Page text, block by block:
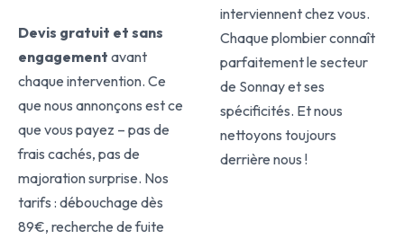
Devis gratuit et sans
engagement avant
chaque intervention. Ce
que nous annonçons est ce
que vous payez – pas de
frais cachés, pas de
majoration surprise. Nos
tarifs : débouchage dès
89€, recherche de fuite
interviennent chez vous.
Chaque plombier connaît
parfaitement le secteur
de Sonnay et ses
spécificités. Et nous
nettoyons toujours
derrière nous !